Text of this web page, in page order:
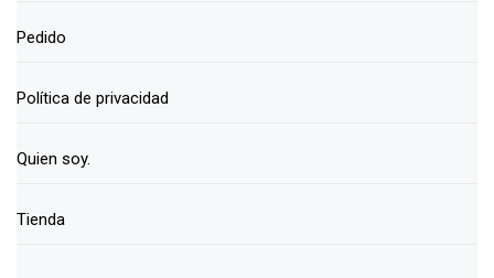
Pedido
Política de privacidad
Quien soy.
Tienda